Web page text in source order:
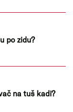
po zidu?
na tuš kadi?